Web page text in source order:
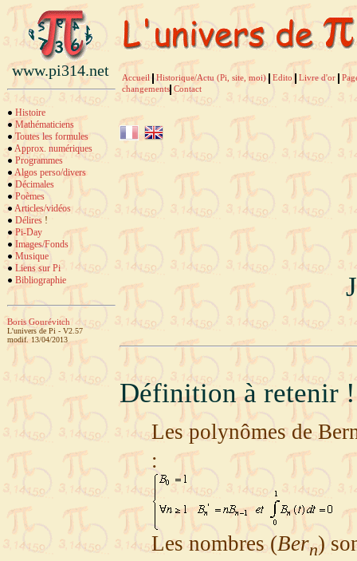
www.pi314.net
Histoire
Mathématiciens
Toutes les formules
Approx. numériques
Programmes
Algos perso/divers
Décimales
Poèmes
Articles/vidéos
Délires !
Pi-Day
Images/Fonds
Musique
Liens sur Pi
Bibliographie
Boris Gourévitch
L'univers de Pi - V2.57
modif. 13/04/2013
Accueil Historique/Actu (Pi, site, moi) Edito Livre d'or
changements Contact
Définition à retenir !
Les polynômes de
:
Les nombres (Bern)